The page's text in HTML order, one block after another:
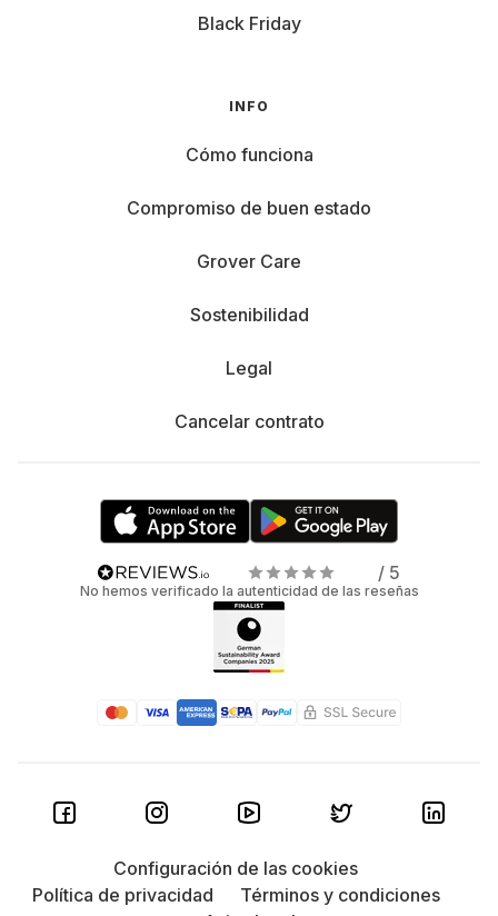
Black Friday
INFO
Cómo funciona
Compromiso de buen estado
Grover Care
Sostenibilidad
Legal
Cancelar contrato
/ 5
No hemos verificado la autenticidad de las reseñas
Configuración de las cookies
Política de privacidad
Términos y condiciones